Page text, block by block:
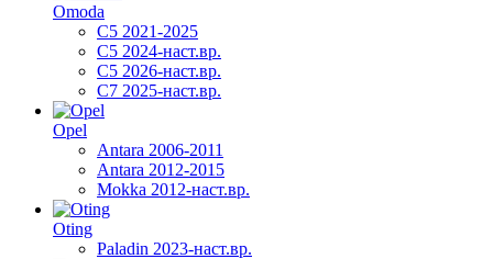
Omoda
C5 2021-2025
C5 2024-наст.вр.
C5 2026-наст.вр.
C7 2025-наст.вр.
Opel
Antara 2006-2011
Antara 2012-2015
Mokka 2012-наст.вр.
Oting
Paladin 2023-наст.вр.